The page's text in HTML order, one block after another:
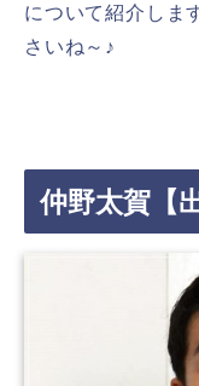
について紹介しま
さいね～♪
仲野太賀【